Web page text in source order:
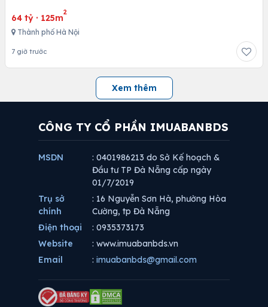
64 tỷ · 125m
2
Thành phố Hà Nội
7 giờ trước
Xem thêm
CÔNG TY CỔ PHẦN IMUABANBDS
MSDN
: 0401986213 do Sở Kế hoạch &
Đầu tư TP Đà Nẵng cấp ngày
01/7/2019
Trụ sở
chính
: 16 Nguyễn Sơn Hà, phường Hòa
Cường, tp Đà Nẵng
Điện thoại
: 0935373173
Website
: www.imuabanbds.vn
Email
: imuabanbds@gmail.com